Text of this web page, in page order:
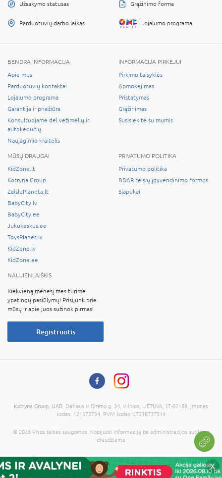
Į krepšelį
X
Užsakymo statusas Grąžinimo forma
Parduotuvių darbo laikas Lojalumo programa
BENDRA INFORMACIJA
Apie mus
Parduotuvių kontaktai
Lojalumo programa
Garantija ir priežiūra
Konsultuojame dėl vežimėlių ir
autokėdučių
Naujagimio kraitelis
INFORMACIJA PIRKĖJUI
Pirkimo taisyklės
Apmokėjimas
Pristatymas
Grąžinimas
Susisiekite su mumis
MŪSŲ DRAUGAI
KidZone.lt
Kotryna Group
ZaisluPlaneta.lt
BabyCity.lv
BabyCity.ee
Jukukeskus.ee
ToysPlanet.lv
KidZone.lv
KidZone.ee
PRIVATUMO POLITIKA
Privatumo politika
BDAR teisių įgyvendinimo formos
Slapukai
NAUJIENLAIŠKIS
Kiekvieną mėnesį mes turime
ypatingų pasiūlymų! Prisijunk prie
mūsų ir apie juos sužinok pirmas!
Registruotis
Kotryna Group, UAB , Dariaus ir Girėno g. 34, Vilnius, LIETUVA, LT-02189, Įmonės
kodas: 121673734, PVM kodas: LT216737314
© 2026 Visos teisės saugomos. Kopijuoti informaciją be administracijos sutikimo
draudžiama